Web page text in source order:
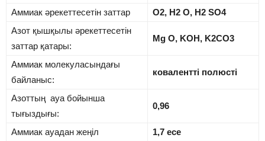
Аммиак әрекеттесетін заттар
O2, H2 O, H2 SO4
Азот қышқылы әрекеттесетін
заттар қатары:
Mg O, KOH, K2CO3
Аммиак молекуласындағы
байланыс:
ковалентті полюсті
Азоттың ауа бойынша
тығыздығы:
0,96
Аммиак ауадан жеңіл
1,7 есе